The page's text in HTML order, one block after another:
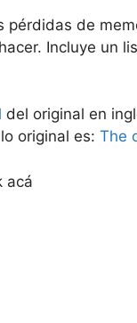
de
Incluye un
del original en
original es: The
acá